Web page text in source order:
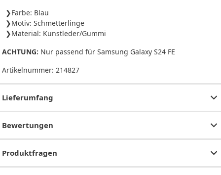
Farbe: Blau
Motiv: Schmetterlinge
Material: Kunstleder/Gummi
ACHTUNG: Nur passend für Samsung Galaxy S24 FE
Artikelnummer: 214827
Lieferumfang
Bewertungen
Produktfragen